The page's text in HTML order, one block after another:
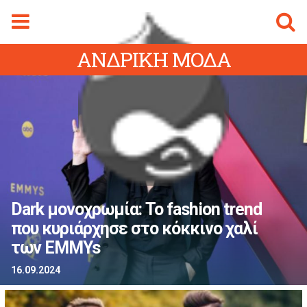
Magazine
Menu
Φόρμα αναζήτησης
ΑΝΔΡΙΚΗ ΜΟΔΑ
Dark μονοχρωμία: To fashion trend
που κυριάρχησε στο κόκκινο χαλί
των EMMYs
16.09.2024